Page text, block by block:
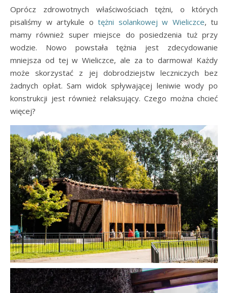
Oprócz zdrowotnych właściwościach tężni, o których
pisaliśmy w artykule o tężni solankowej w Wieliczce, tu
mamy również super miejsce do posiedzenia tuż przy
wodzie. Nowo powstała tężnia jest zdecydowanie
mniejsza od tej w Wieliczce, ale za to darmowa! Każdy
może skorzystać z jej dobrodziejstw leczniczych bez
żadnych opłat. Sam widok spływającej leniwie wody po
konstrukcji jest również relaksujący. Czego można chcieć
więcej?